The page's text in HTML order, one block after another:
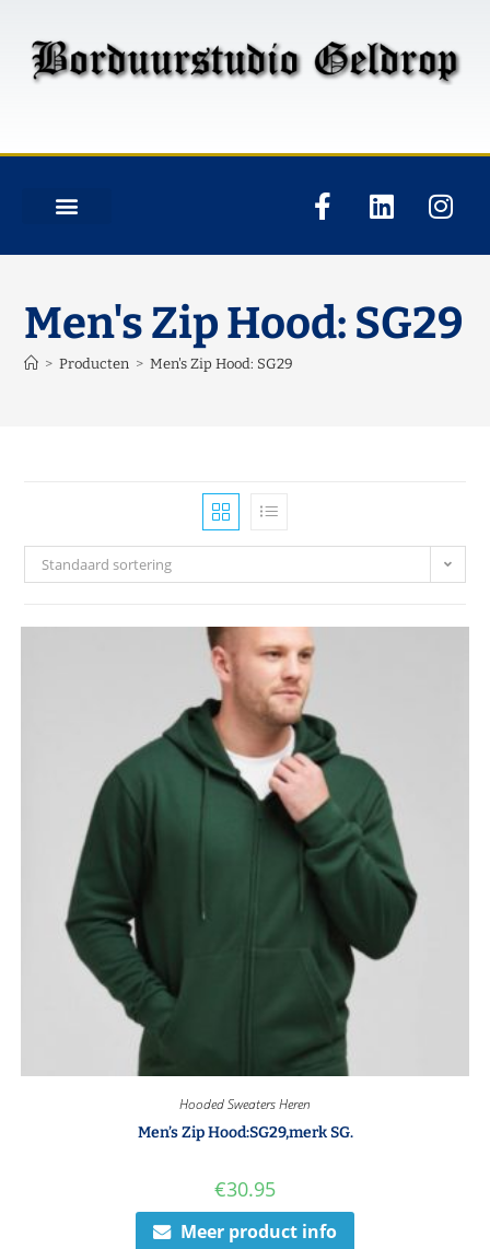
Men's Zip Hood: SG29
> Producten > Men's Zip Hood: SG29
Standaard sortering
Hooded Sweaters Heren
Men’s Zip Hood:SG29,merk SG.
€30.95
Meer product info